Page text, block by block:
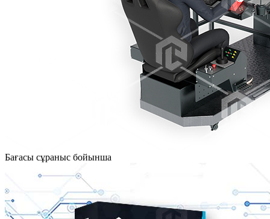
Бағасы сұраныс бойынша